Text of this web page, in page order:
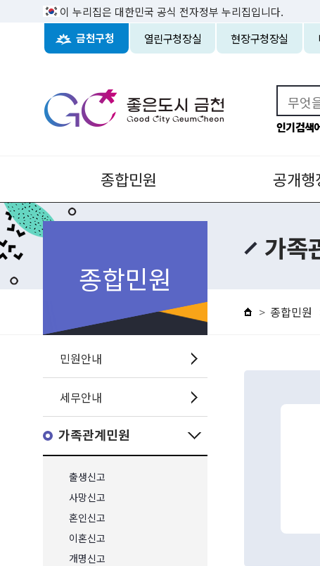
이 누리집은 대한민국 공식 전자정부 누리집입니다.
금천구청 열린구청장실 현장구청장실
인기검색
종합민원 공개행
종합민원
민원안내
세무안내
가족관계민원
출생신고
사망신고
혼인신고
이혼신고
개명신고
가족
종합민원